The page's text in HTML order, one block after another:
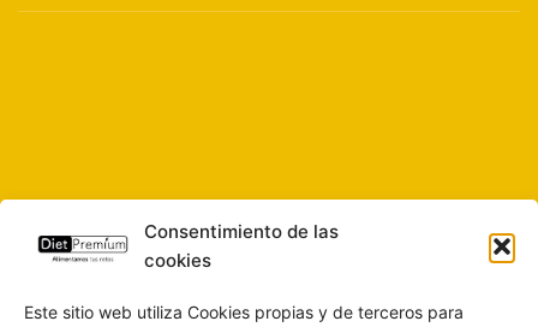
Consentimiento de las
cookies
Este sitio web utiliza Cookies propias y de terceros para